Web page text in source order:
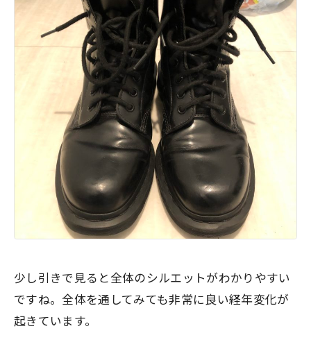
少し引きで見ると全体のシルエットがわかりやすい
ですね。全体を通してみても非常に良い経年変化が
起きています。